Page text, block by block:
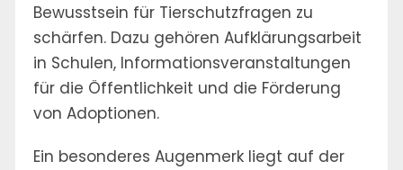
Bewusstsein für Tierschutzfragen zu
schärfen. Dazu gehören Aufklärungsarbeit
in Schulen, Informationsveranstaltungen
für die Öffentlichkeit und die Förderung
von Adoptionen.
Ein besonderes Augenmerk liegt auf der